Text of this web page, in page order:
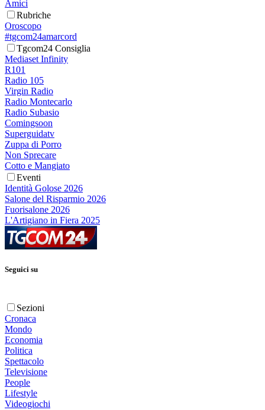
Amici
Rubriche
Oroscopo
#tgcom24amarcord
Tgcom24 Consiglia
Mediaset Infinity
R101
Radio 105
Virgin Radio
Radio Montecarlo
Radio Subasio
Comingsoon
Superguidatv
Zuppa di Porro
Non Sprecare
Cotto e Mangiato
Eventi
Identità Golose 2026
Salone del Risparmio 2026
Fuorisalone 2026
L'Artigiano in Fiera 2025
Seguici su
Sezioni
Cronaca
Mondo
Economia
Politica
Spettacolo
Televisione
People
Lifestyle
Videogiochi